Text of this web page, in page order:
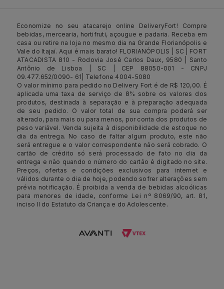
Economize no seu atacarejo online DeliveryFort! Compre
bebidas, mercearia, hortifruti, açougue e padaria. Receba em
casa ou retire na loja no mesmo dia na Grande Florianópolis e
Vale do Itajaí. Aqui é mais barato! FLORIANÓPOLIS | SC | FORT
ATACADISTA 810 - Rodovia José Carlos Daux, 9580 | Santo
Antônio de Lisboa | SC | CEP 88050-001 - CNPJ
09.477.652/0090- 61| Telefone 4004-5080
O valor mínimo para pedido no Delivery Fort é de R$ 120,00. É
aplicada uma taxa de serviço de 8% sobre os valores dos
produtos, destinada à separação e à preparação adequada
de seu pedido. O valor total de sua compra poderá ser
alterado, para mais ou para menos, por conta dos produtos de
peso variável. Venda sujeita à disponibilidade de estoque no
dia da entrega. No caso de faltar algum produto, este não
será entregue e o valor correspondente não será cobrado. O
cartão de crédito só será processado de fato no dia da
entrega e não quando o número do cartão é digitado no site.
Preços, ofertas e condições exclusivos para internet e
válidos durante o dia de hoje, podendo sofrer alterações sem
prévia notificação. É proibida a venda de bebidas alcoólicas
para menores de idade, conforme Lei nº 8069/90, art. 81,
inciso II do Estatuto da Criança e do Adolescente.